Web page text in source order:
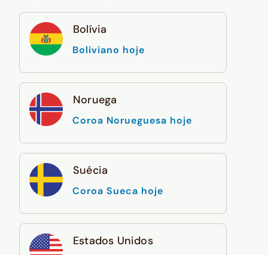
Bolívia
Boliviano hoje
Noruega
Coroa Norueguesa hoje
Suécia
Coroa Sueca hoje
Estados Unidos